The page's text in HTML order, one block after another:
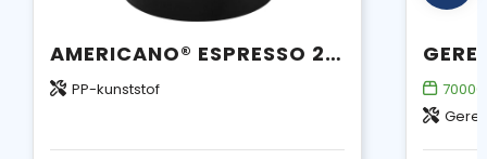
AMERICANO® ESPRESSO 250 ML GEÏSOLEERDE BEKER
PP-kunststof 70000